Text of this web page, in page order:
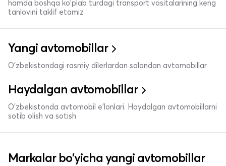
hamda boshqa ko'plab turdagi transport vositalarining keng
tanlovini taklif etamiz
Yangi avtomobillar
O'zbekistondagi rasmiy dilerlardan salondan avtomobillar
Haydalgan avtomobillar
O'zbekistonda avtomobil e’lonlari. Haydalgan avtomobillarni
sotib olish va sotish
Markalar bo'yicha yangi avtomobillar